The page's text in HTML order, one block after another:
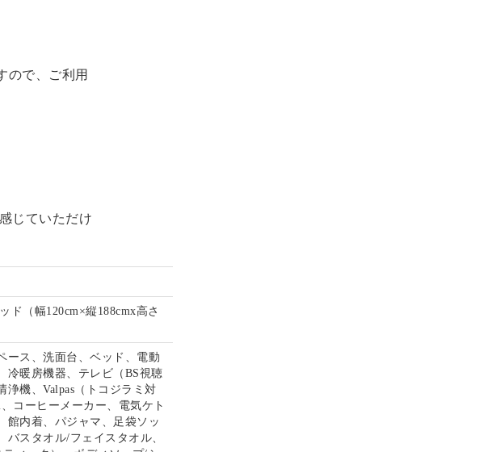
ので、ご利用
じていただけ
ド（幅120cm×縦188cmx高さ
ース、洗面台、ベッド、電動
冷暖房機器、テレビ（BS視聴
機、Valpas（トコジラミ対
コーヒーメーカー、電気ケト
館内着、パジャマ、足袋ソッ
スタオル/フェイスタオル、